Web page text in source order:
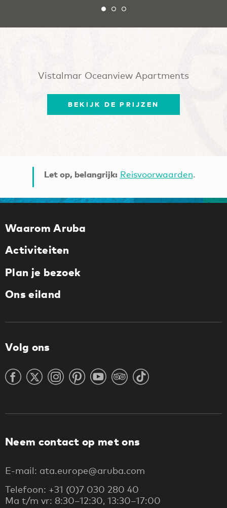
Vistalmar Oceanview Apartments
BEKIJK DE PRIJZEN
Let op, belangrijk: Reisvoorwaarden.
Waarom Aruba
Activiteiten
Plan je bezoek
Ons eiland
Volg ons
Neem contact op met ons
E-mail: ata.europe@aruba.com
Telefoon: +31 (0)7 030 280 40
Ma t/m vr: 8:30–12:30, 13:30–17:00